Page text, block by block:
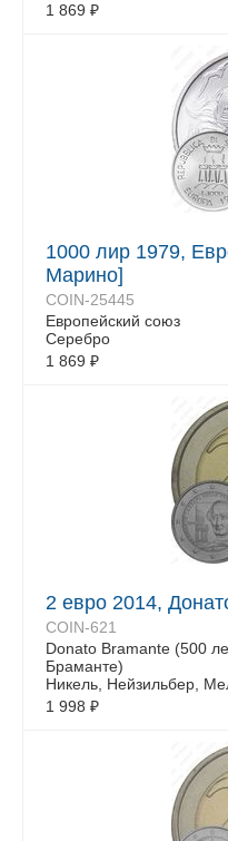
1 869 ₽
1000 лир 1979,
Марино]
COIN-25445
Европейский союз
Серебро
1 869 ₽
2 евро 2014,
COIN-621
Donato Bramante (500
Браманте)
Никель, Нейзильбер,
1 998 ₽